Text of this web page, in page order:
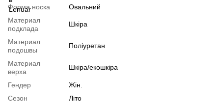
Форма носка
Овальний
Материал
подклада
Шкіра
Материал
подошвы
Поліуретан
Материал
верха
Шкіра/екошкіра
Гендер
Жін.
Сезон
Літо